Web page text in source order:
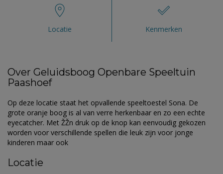
Locatie Kenmerken
Over Geluidsboog Openbare Speeltuin
Paashoef
Op deze locatie staat het opvallende speeltoestel Sona. De
grote oranje boog is al van verre herkenbaar en zo een echte
eyecatcher. Met ŽŽn druk op de knop kan eenvoudig gekozen
worden voor verschillende spellen die leuk zijn voor jonge
kinderen maar ook
Locatie